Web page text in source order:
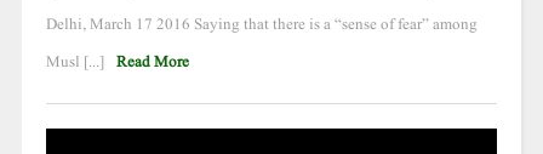
Delhi, March 17 2016 Saying that there is a “sense of fear” among
Musl [...] Read More